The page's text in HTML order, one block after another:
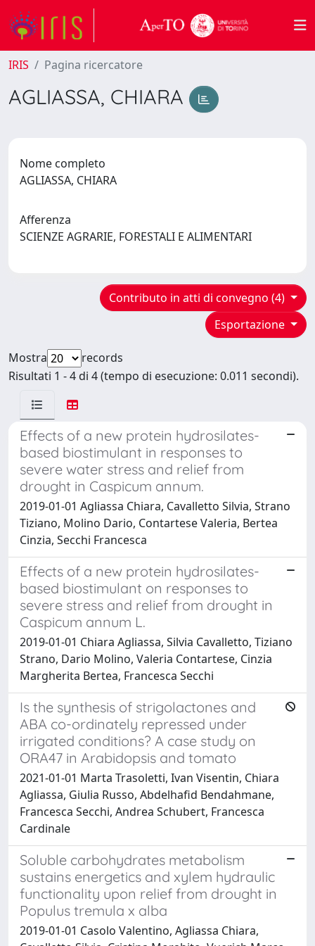
IRIS Pagina ricercatore
AGLIASSA, CHIARA
Nome completo
AGLIASSA, CHIARA
Afferenza
SCIENZE AGRARIE, FORESTALI E ALIMENTARI
Contributo in atti di convegno (4)
Esportazione
Mostra
records
Risultati 1 - 4 di 4 (tempo di esecuzione: 0.011 secondi).
Effects of a new protein hydrosilates-
based biostimulant in responses to
severe water stress and relief from
drought in Caspicum annum.
2019-01-01 Agliassa Chiara, Cavalletto Silvia, Strano
Tiziano, Molino Dario, Contartese Valeria, Bertea
Cinzia, Secchi Francesca
Effects of a new protein hydrosilates-
based biostimulant on responses to
severe stress and relief from drought in
Caspicum annum L.
2019-01-01 Chiara Agliassa, Silvia Cavalletto, Tiziano
Strano, Dario Molino, Valeria Contartese, Cinzia
Margherita Bertea, Francesca Secchi
Is the synthesis of strigolactones and
ABA co-ordinately repressed under
irrigated conditions? A case study on
ORA47 in Arabidopsis and tomato
2021-01-01 Marta Trasoletti, Ivan Visentin, Chiara
Agliassa, Giulia Russo, Abdelhafid Bendahmane,
Francesca Secchi, Andrea Schubert, Francesca
Cardinale
Soluble carbohydrates metabolism
sustains energetics and xylem hydraulic
functionality upon relief from drought in
Populus tremula x alba
2019-01-01 Casolo Valentino, Agliassa Chiara,